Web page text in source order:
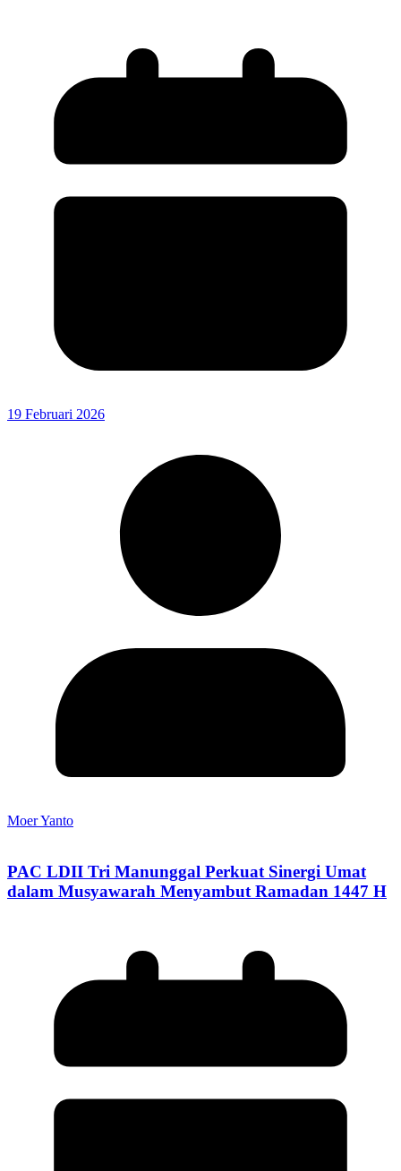
19 Februari 2026
Moer Yanto
PAC LDII Tri Manunggal Perkuat Sinergi Umat
dalam Musyawarah Menyambut Ramadan 1447 H